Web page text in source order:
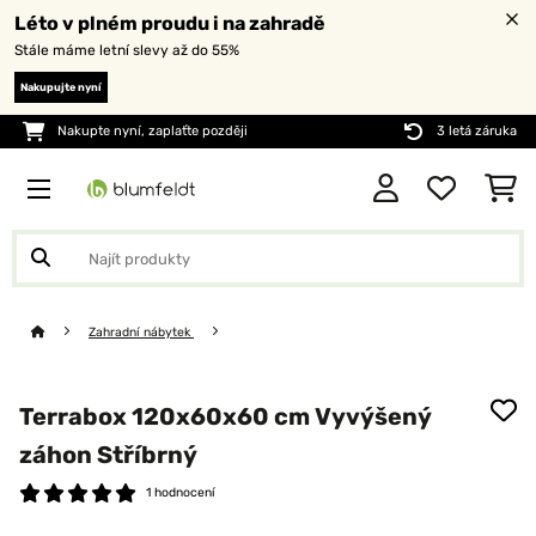
Léto v plném proudu i na zahradě
Stále máme letní slevy až do 55%
Nakupujte nyní
Nakupte nyní, zaplaťte později 3 letá záruka
Zahradní nábytek
Terrabox 120x60x60 cm Vyvýšený
záhon Stříbrný
1 hodnocení